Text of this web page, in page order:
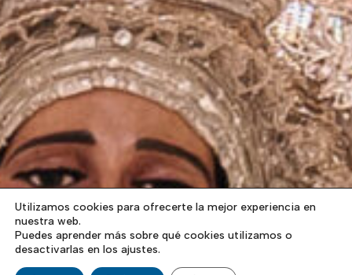
Utilizamos cookies para ofrecerte la mejor experiencia en
nuestra web.
Puedes aprender más sobre qué cookies utilizamos o
desactivarlas en los ajustes.